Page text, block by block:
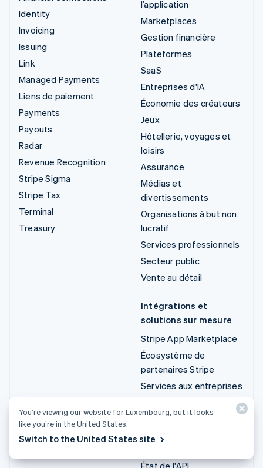
Identity
Invoicing
Issuing
Link
Managed Payments
Liens de paiement
Payments
Payouts
Radar
Revenue Recognition
Stripe Sigma
Stripe Tax
Terminal
Treasury
l’application
Marketplaces
Gestion financière
Plateformes
SaaS
Entreprises d'IA
Économie des créateurs
Jeux
Hôtellerie, voyages et
loisirs
Assurance
Médias et
divertissements
Organisations à but non
lucratif
Services professionnels
Secteur public
Vente au détail
Intégrations et
solutions sur mesure
Stripe App Marketplace
Écosystème de
partenaires Stripe
Services aux entreprises
Développeurs
État de l'API
You’re viewing our website for Luxembourg, but it looks
like you’re in the United States.
Switch to the United States site